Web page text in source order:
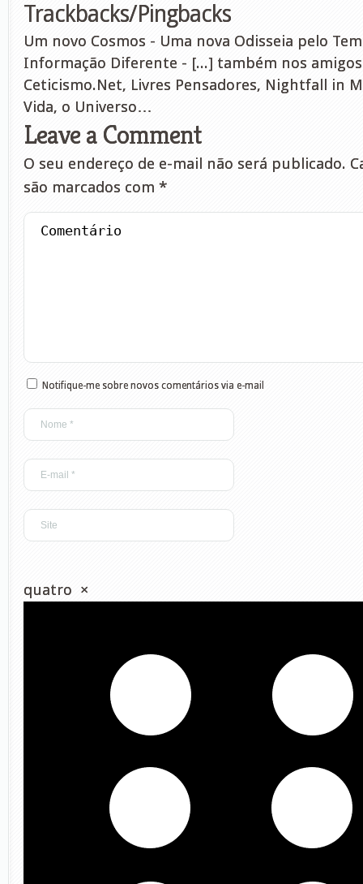
Trackbacks/Pingbacks
Um novo Cosmos - Uma nova Odisseia pelo
Informação Diferente - [...] também nos
Ceticismo.Net, Livres Pensadores, Nightfall in
Vida, o Universo…
Leave a Comment
O seu endereço de e-mail não será publicado.
são marcados com *
Notifique-me sobre novos comentários via e-mail
quatro ×